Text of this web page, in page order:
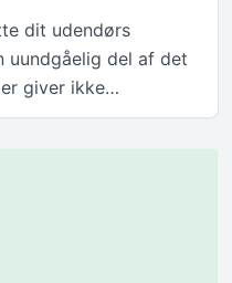
dit udendørs
uundgåelig del af det
giver ikke…